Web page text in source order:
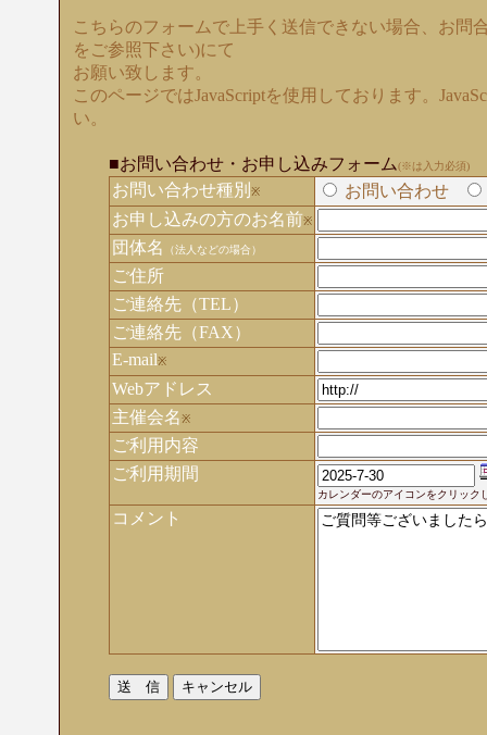
こちらのフォームで上手く送信できない場合、お問
をご参照下さい)にて
お願い致します。
このページではJavaScriptを使用しております。
い。
■お問い合わせ・お申し込みフォーム(※は入力必須)
お問い合わせ種別 ※ お問い合わせ
お申し込みの方のお名前※
団体名 （法人などの場合）
ご住所
ご連絡先（TEL）
ご連絡先（FAX）
E-mail※
Webアドレス
主催会名※
ご利用内容
ご利用期間
カレンダーのアイコンをクリック
コメント